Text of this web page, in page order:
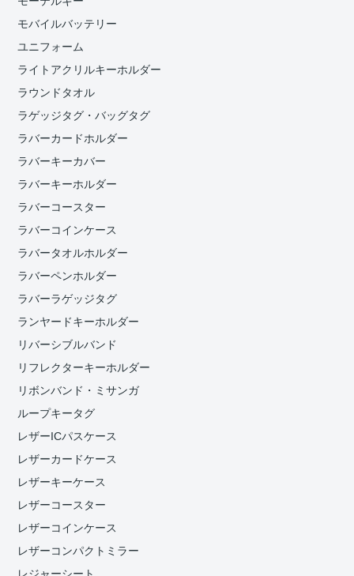
モバイルバッテリー
ユニフォーム
ライトアクリルキーホルダー
ラウンドタオル
ラゲッジタグ・バッグタグ
ラバーカードホルダー
ラバーキーカバー
ラバーキーホルダー
ラバーコースター
ラバーコインケース
ラバータオルホルダー
ラバーペンホルダー
ラバーラゲッジタグ
ランヤードキーホルダー
リバーシブルバンド
リフレクターキーホルダー
リボンバンド・ミサンガ
ループキータグ
レザーICパスケース
レザーカードケース
レザーキーケース
レザーコースター
レザーコインケース
レザーコンパクトミラー